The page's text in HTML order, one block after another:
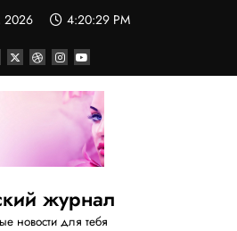
2026 4:20:30 PM
журнал
новости для тебя